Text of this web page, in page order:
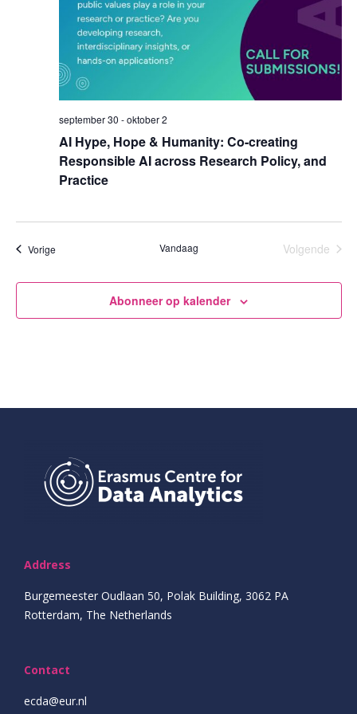
AI Hype, Hope & Humanity: Co-creating
Responsible AI across Research Policy, and
Practice
september 30 -oktober 2
VorigeEvenementen Vandaag
Volgende
Abonneer op kalender
Address
Burgemeester Oudlaan 50, Polak Building, 3062 PA
Rotterdam, The Netherlands
Contact
ecda@eur.nl